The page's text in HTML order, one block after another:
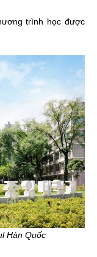
trình học được
Hàn Quốc